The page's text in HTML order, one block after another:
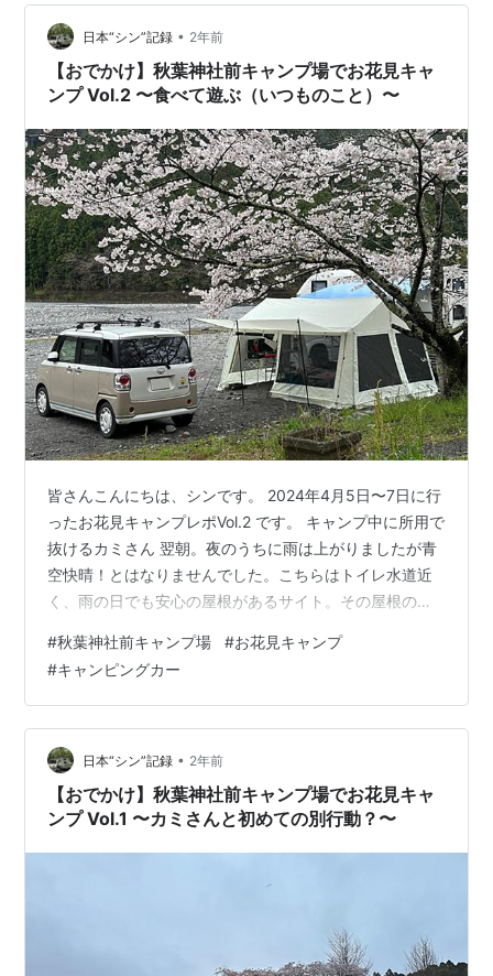
日本“シン”記録 • 2年前
【おでかけ】秋葉神社前キャンプ場でお花見キャ
ンプ Vol.2 〜食べて遊ぶ（いつものこと）〜
皆さんこんにちは、シンです。 2024年4月5日〜7日に行
ったお花見キャンプレポVol.2 です。 キャンプ中に所用で
抜けるカミさん 翌朝。夜のうちに雨は上がりましたが青
空快晴！とはなりませんでした。こちらはトイレ水道近
く、雨の日でも安心の屋根があるサイト。その屋根の上
めです。 個人的にはコンクリのままがいいかな？このゴ
ザお世辞にもキレイとは言えませんので・・・ 朝食はイ
ングリッシュマフィンサンドです。 食べ終わったら子ど
もはすぐ遊びだします。これが道の駅やRVパークでの車
中泊とキャンプ場の違いかな？だから子どもはキャンプ
場が好きです。 おや…
#秋葉神社前キャンプ場 #お花見キャンプ
#キャンピングカー
日本“シン”記録 • 2年前
【おでかけ】秋葉神社前キャンプ場でお花見キャ
ンプ Vol.1 〜カミさんと初めての別行動？〜